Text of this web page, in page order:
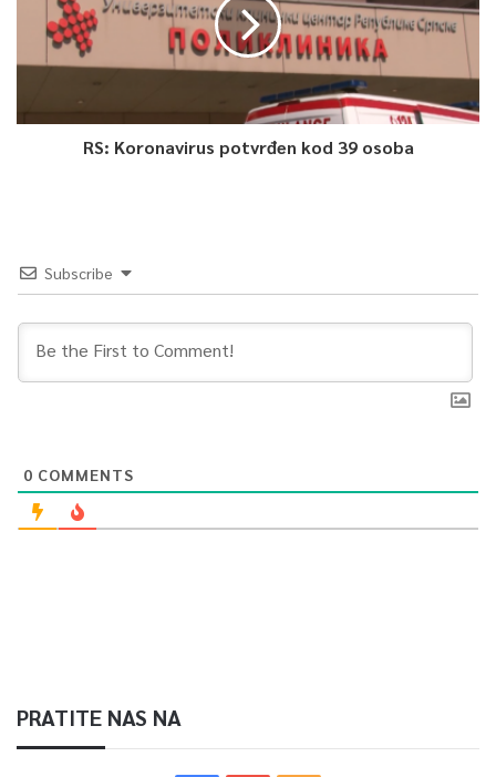
RS: Koronavirus potvrđen kod 39 osoba
Subscribe
0 COMMENTS
PRATITE NAS NA